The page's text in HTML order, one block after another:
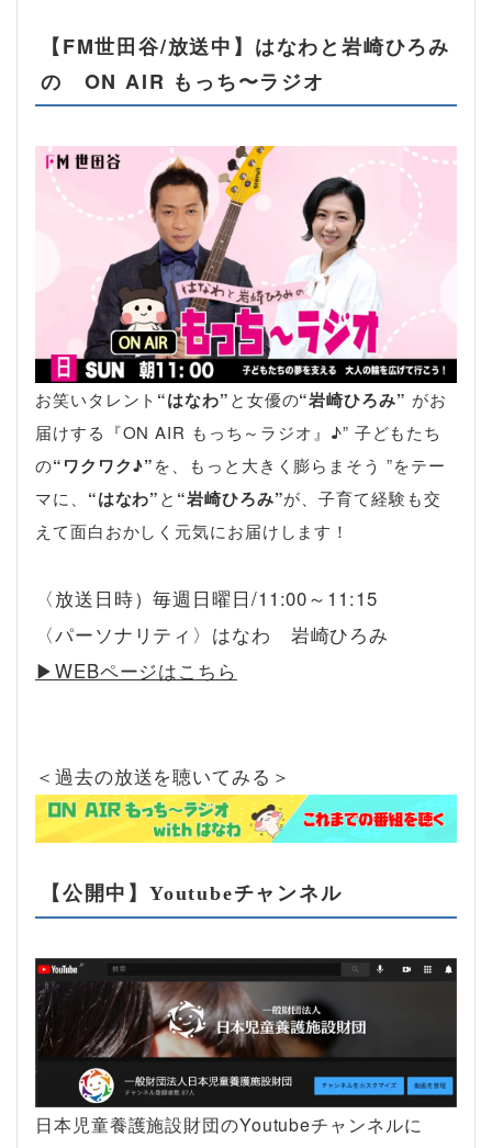
【FM世田谷/放送中】はなわと岩崎ひろみ
の ON AIR もっち〜ラジオ
お笑いタレント “はなわ”と女優の“岩崎ひろみ” がお
届けする『ON AIR もっち～ラジオ』♪” 子どもたち
の“ワクワク♪”を、もっと大きく膨らまそう ”をテー
マに、 “はなわ”と “岩崎ひろみ”が、子育て経験も交
えて面白おかしく元気にお届けします！
〈放送日時）毎週日曜日/11:00～11:15
〈パーソナリティ〉はなわ 岩崎ひろみ
▶︎WEBページはこちら
＜過去の放送を聴いてみる＞
【公開中】Youtubeチャンネル
日本児童養護施設財団のYoutubeチャンネルに